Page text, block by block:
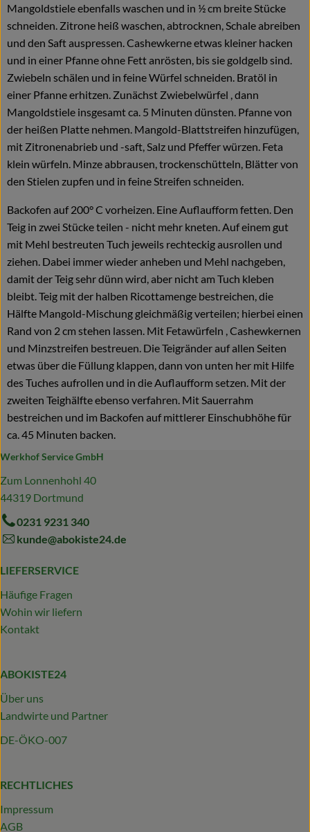
Mangoldstiele ebenfalls waschen und in ½ cm breite Stücke
schneiden. Zitrone heiß waschen, abtrocknen, Schale abreiben
und den Saft auspressen. Cashewkerne etwas kleiner hacken
und in einer Pfanne ohne Fett anrösten, bis sie goldgelb sind.
Zwiebeln schälen und in feine Würfel schneiden. Bratöl in
einer Pfanne erhitzen. Zunächst Zwiebelwürfel , dann
Mangoldstiele insgesamt ca. 5 Minuten dünsten. Pfanne von
der heißen Platte nehmen. Mangold-Blattstreifen hinzufügen,
mit Zitronenabrieb und -saft, Salz und Pfeffer würzen. Feta
klein würfeln. Minze abbrausen, trockenschütteln, Blätter von
den Stielen zupfen und in feine Streifen schneiden.
Backofen auf 200° C vorheizen. Eine Auflaufform fetten. Den
Teig in zwei Stücke teilen - nicht mehr kneten. Auf einem gut
mit Mehl bestreuten Tuch jeweils rechteckig ausrollen und
ziehen. Dabei immer wieder anheben und Mehl nachgeben,
damit der Teig sehr dünn wird, aber nicht am Tuch kleben
bleibt. Teig mit der halben Ricottamenge bestreichen, die
Hälfte Mangold-Mischung gleichmäßig verteilen; hierbei einen
Rand von 2 cm stehen lassen. Mit Fetawürfeln , Cashewkernen
und Minzstreifen bestreuen. Die Teigränder auf allen Seiten
etwas über die Füllung klappen, dann von unten her mit Hilfe
des Tuches aufrollen und in die Auflaufform setzen. Mit der
zweiten Teighälfte ebenso verfahren. Mit Sauerrahm
bestreichen und im Backofen auf mittlerer Einschubhöhe für
ca. 45 Minuten backen.
Werkhof Service GmbH
Zum Lonnenhohl 40
44319 Dortmund
0231 9231 340
kunde@abokiste24.de
LIEFERSERVICE
Häufige Fragen
Wohin wir liefern
Kontakt
ABOKISTE24
Über uns
Landwirte und Partner
DE-ÖKO-007
RECHTLICHES
Impressum
AGB